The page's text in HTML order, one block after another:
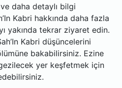
daha detaylı bilgi
Kabri hakkında daha fazla
yakında tekrar ziyaret edin.
Kabri düşüncelerini
bakabilirsiniz. Ezine
yer keşfetmek için